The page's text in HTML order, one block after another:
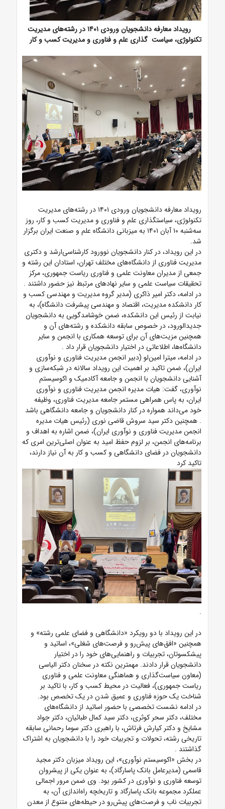
رویداد معارفه دانشجویان ورودی ۱۴۰۱ در رشته‌های مدیریت
تکنولوژی، سیاست گذاری علم و فناوری و مدیریت کسب و کار
رویداد معارفه دانشجویان ورودی ۱۴۰۱ در رشته‌های مدیریت
تکنولوژی، سیاستگذاری علم و فناوری و مدیریت کسب و کار، روز
سه‌شنبه ۱۰ آبان ۱۴۰۱ به میزبانی دانشگاه علم و صنعت ایران برگزار
شد.
در این رویداد، در کنار دانشجویان نوورود کارشناسی‌ارشد و دکتری
مدیریت فناوری از دانشگاه‌های مختلف تهران، استادان این رشته و
جمعی از مدیران معاونت علمی و فناوری ریاست جمهوری، مرکز
تحقیقات سیاست علمی و سایر نهادهای مرتبط نیز حضور داشتند .
در ادامه، دکتر امیر ذاکری (مدیر گروه مدیریت و مهندسی کسب و
کار دانشکده مدیریت، اقتصاد و مهندسی پیشرفت دانشگاه)، به
نیابت از رئیس این دانشکده، ضمن خوشامدگویی به دانشجویان
جدیدالورود، در خصوص سابقه دانشکده و رشته‌های آن و
همچنین مزیت‌های آن برای توسعه همکاری‌ با انجمن و سایر
دانشگاه‌ها، اطلاعاتی در اختیار دانشجویان قرار داد .
در ادامه، میترا امین‌لو (دبیر انجمنمدیریت فناوری و نوآوری
ایران)، ضمن تاکید بر اهمیت این رویداد سالانه در شبکه‌سازی و
آشنایی دانشجویان با انجمن و جامعه آکادمیک و اکوسیستم
نوآوری، گفت: هیات مدیره انجمن مدیریت فناوری و نوآوری
ایران، به پاس همراهی مستمر جامعه مدیریت فناوری، وظیفه
خود می‌داند همواره در کنار دانشجویان و جامعه دانشگاهی باشد
. همچنین دکتر سید سروش قاضی نوری (رئیس هیات مدیره
انجمن مدیریت فناوری و نوآوری ایران)، ضمن اشاره به اهداف و
برنامه‌های انجمن، بر لزوم حفظ امید به عنوان اصلی‌ترین امری که
دانشجویان در فضای دانشگاهی و کسب و کار به آن نیاز دارند،
تاکید کرد
.
در این رویداد با دو رویکرد «دانشگاهی و فضای علمی رشته» و
همچنین «افق‌های پیش‌رو و فرصت‌های شغلی»، اساتید و
پیشکسوتان، تجربیات و راهنمایی‌های خود را در اختیار
دانشجویان قرار دادند. مهمترین نکته در سخنان دکتر الیاسی
(معاون سیاست‌گذاری و هماهنگی معاونت علمی و فناوری
ریاست جمهوری)، فعالیت در محیط کسب و کار، با تاکید بر
شناخت یک حوزه فناوری و عمیق شدن در یک تخصص بود.
در ادامه نشست تخصصی با حضور اساتید از دانشگاه‌های
مختلف، دکتر سحر کوثری، دکتر سید کمال طبائیان، دکتر جواد
مشایخ و دکتر کیارش فرتاش، با راهبری دکتر سوما رحمانی سابقه
تاریخی رشته، تحولات و تجربیات خود را با دانشجویان به اشتراک
گذاشتند .
در بخش «اکوسیستم نوآوری»، این رویداد میزبان دکتر مجید
قاسمی (مدیرعامل بانک پاسارگاد)، به عنوان یکی از پیشروان
توسعه فناوری و نوآوری در کشور بود. وی ضمن مرور اجمالی
عملکرد مجموعه بانک پاسارگاد و تاریخچه راه‌اندازی آن، به
تجربیات ناب و فرصت‌های پیش‌رو در حیطه‌های متنوع از معدن